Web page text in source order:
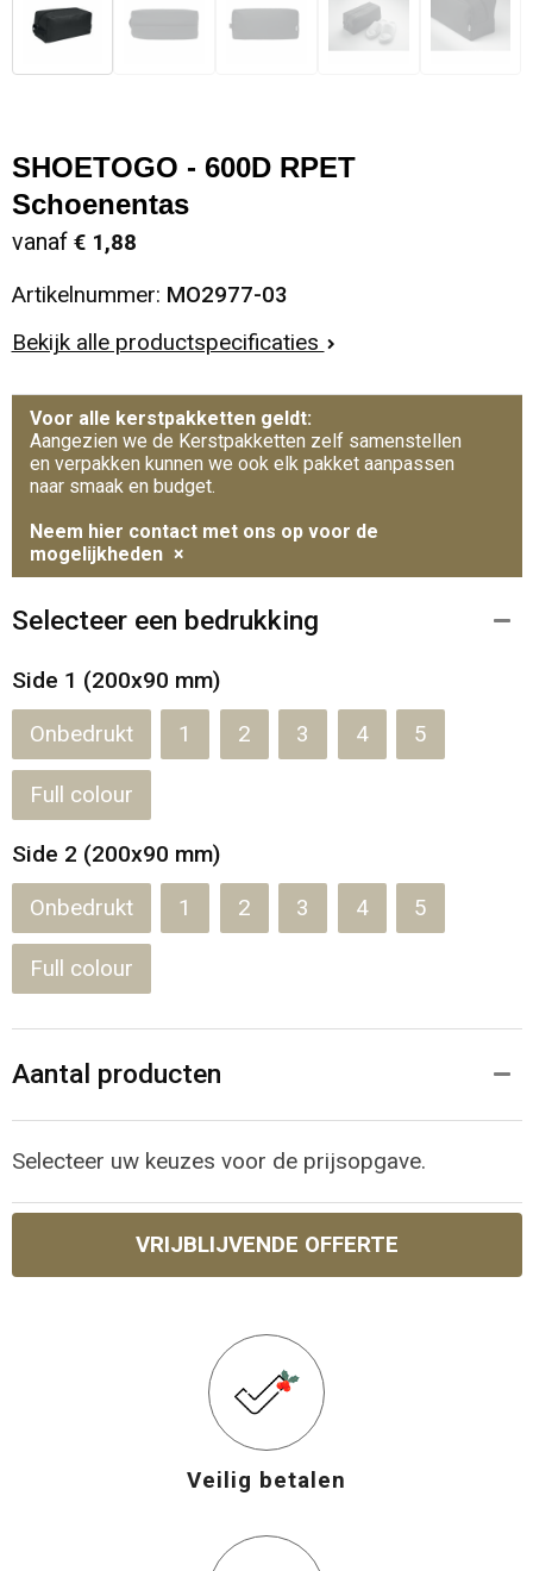
SHOETOGO - 600D RPET
Schoenentas
vanaf € 1,88
Artikelnummer: MO2977-03
Bekijk alle productspecificaties
Voor alle kerstpakketten geldt:
Aangezien we de Kerstpakketten zelf samenstellen
en verpakken kunnen we ook elk pakket aanpassen
naar smaak en budget.
Neem hier contact met ons op voor de
mogelijkheden ×
Selecteer een bedrukking
Side 1 (200x90 mm)
Onbedrukt 1 2 3 4 5
Full colour
Side 2 (200x90 mm)
Onbedrukt 1 2 3 4 5
Full colour
Aantal producten
Selecteer uw keuzes voor de prijsopgave.
VRIJBLIJVENDE OFFERTE
Veilig betalen